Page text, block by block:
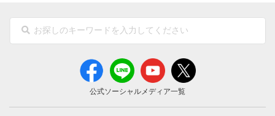
公式ソーシャルメディア一覧